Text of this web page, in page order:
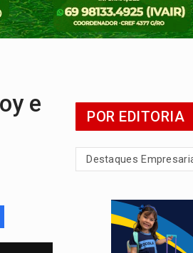
e
POR EDITORIA